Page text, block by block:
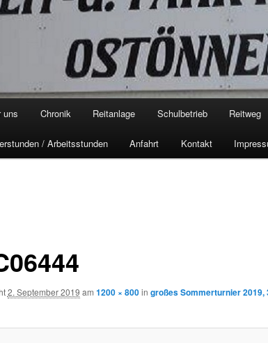
uns Chronik Reitanlage Schulbetrieb Reitweg
/ Arbeitsstunden Anfahrt Kontakt
2. September 2019 am 1200 × 800in großes Sommerturnier 2019,